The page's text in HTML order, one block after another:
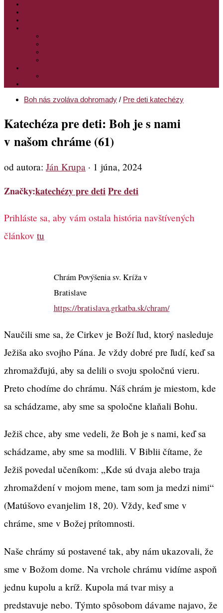
Boh nás zvoláva dohromady / Pre deti katechézy
Katechéza pre deti: Boh je s nami
v našom chráme (61)
od autora: Ján Krupa · 1 júna, 2024
Značky:katechézy pre detiPre deti
Prihláste sa, aby vám ostala história navštívených
článkov tu
Chrám Povýšenia sv. Kríža v
Bratislave
https://bratislava.grkatba.sk/chram/
Naučili sme sa, že Cirkev je Boží ľud, ktorý nasleduje
Ježiša ako svojho Pána. Je vždy dobré pre ľudí, keď sa
zhromažďujú, aby sa delili o svoju spoločnú vieru.
Preto chodíme do chrámu. Náš chrám je miestom, kde
sa schádzame, aby sme sa spoločne klaňali Bohu.
Ježiš chce, aby sme vedeli, že Boh je s nami, keď sa
schádzame, aby sme sa modlili. V Biblii čítame, že
Ježiš povedal učeníkom: „Kde sú dvaja alebo traja
zhromaždení v mojom mene, tam som ja medzi nimi“
(Matúšovo evanjelim 18, 20). Vždy, keď sme v
chráme, sme v Božej prítomnosti.
Naše chrámy sú postavené tak, aby nám ukazovali, že
sme v Božom dome. Na vrchole chrámu vidíme aspoň
jednu kupolu a kríž. Kupola má tvar misy a
predstavuje nebo. Týmto spôsobom dávame najavo, že